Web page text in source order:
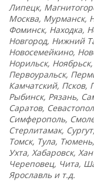
Липецк,
Москва, Мурманск,
Фоминск, Находка,
Новгород, Нижний
Новосемейкино,
Норильск,
Первоуральск,
Камчатский, Псков,
Рыбинск, Рязань,
Саратов,
Симферополь,
Стерлитамак,
Томск, Тула,
Ухта, Хабаровск,
Череповец, Чита,
Ярославль и т.д.